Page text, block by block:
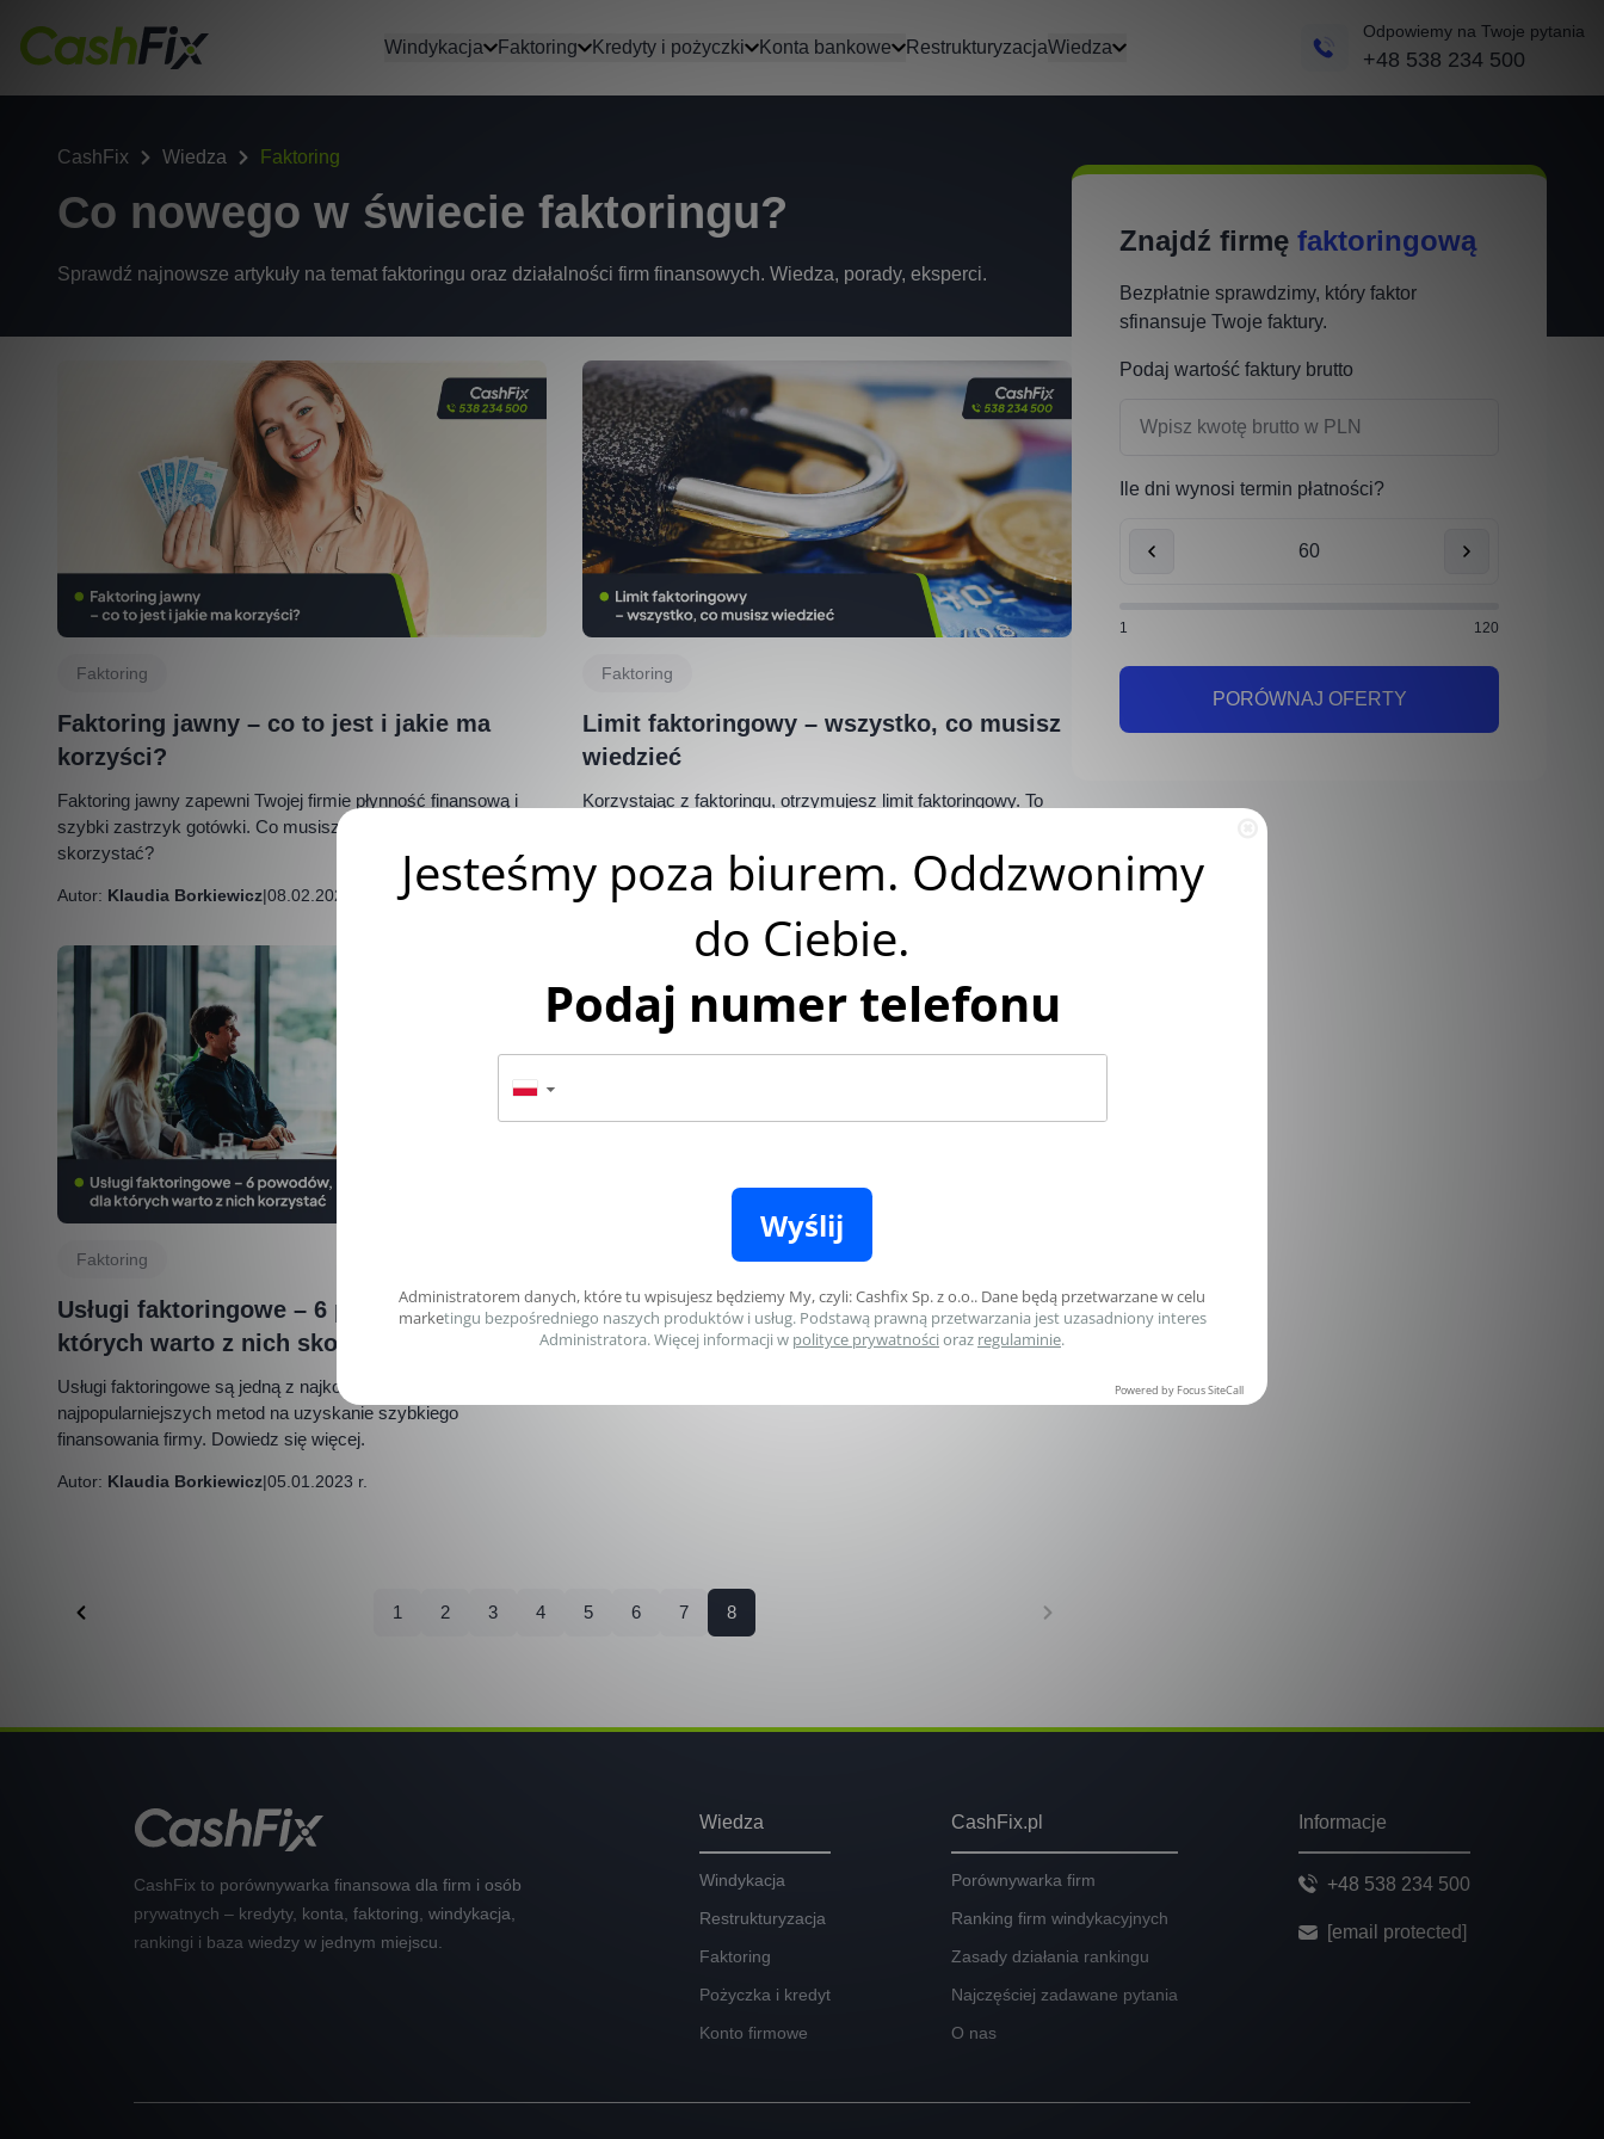
Odpowiemy na Twoje pytania
+48 538 234 500
Windykacja Faktoring Kredyty i pożyczki Konta bankowe RestrukturyzacjaWiedza
CashFix Wiedza Faktoring
Co nowego w świecie faktoringu?
Sprawdź najnowsze artykuły na temat faktoringu oraz działalności firm finansowych. Wiedza, porady, eksperci.
Faktoring
Faktoring jawny – co to jest i jakie ma
korzyści?
Faktoring jawny zapewni Twojej firmie płynność finansową i
szybki zastrzyk gotówki. Co musisz zrobić, by z niego
skorzystać?
Autor: Klaudia Borkiewicz|08.02.2023 r.
Faktoring
Limit faktoringowy – wszystko, co musisz
wiedzieć
Korzystając z faktoringu, otrzymujesz limit faktoringowy. To
Autor: Klaudia Borkiewicz|03.02.2023 r.
Faktoring
Usługi faktoringowe – 6 powodów, dla
których warto z nich skorzystać
Usługi faktoringowe są jedną z najkorzystniejszych i
najpopularniejszych metod na uzyskanie szybkiego
finansowania firmy. Dowiedz się więcej.
Autor: Klaudia Borkiewicz|05.01.2023 r.
1 2 3 4 5 6 7 8
Znajdź firmę faktoringową
Bezpłatnie sprawdzimy, który faktor
sfinansuje Twoje faktury.
Podaj wartość faktury brutto
Ile dni wynosi termin płatności?
1 120
PORÓWNAJ OFERTY
CashFix to porównywarka finansowa dla firm i osób
prywatnych – kredyty, konta, faktoring, windykacja,
rankingi i baza wiedzy w jednym miejscu.
Wiedza
Windykacja
Restrukturyzacja
Faktoring
Pożyczka i kredyt
Konto firmowe
CashFix.pl
Porównywarka firm
Ranking firm windykacyjnych
Zasady działania rankingu
Najczęściej zadawane pytania
O nas
Informacje
+48 538 234 500
[email protected]